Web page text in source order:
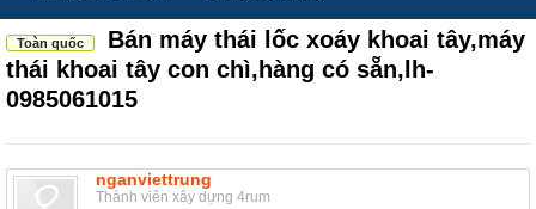
Toàn quốc
Bán máy thái lốc xoáy khoai tây,máy
thái khoai tây con chì,hàng có sẵn,lh-
0985061015
nganviettrung
Thành viên xây dựng 4rum